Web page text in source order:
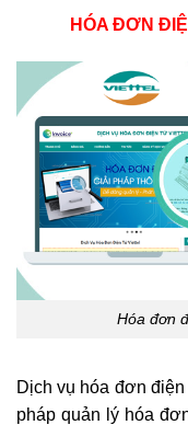
HÓA ĐƠN
Hóa đơn
Dịch vụ hóa đơn
pháp quản lý hóa